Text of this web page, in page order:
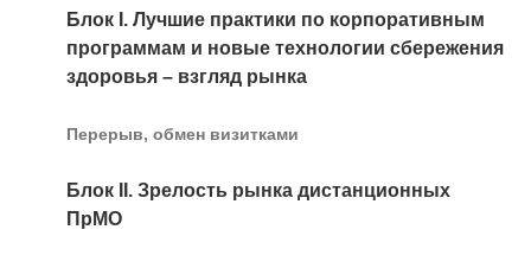
Блок I. Лучшие практики по корпоративным
программам и новые технологии сбережения
здоровья – взгляд рынка
Перерыв, обмен визитками
Блок II. Зрелость рынка дистанционных
ПрМО